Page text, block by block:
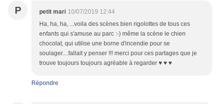
P petit mari 10/07/2019 12:44
Ha, ha, ha, ...voila des scènes bien rigolottes de tous ces
enfants qui s'amuse au parc :-) même la scène le chien
chocolat, qui utilise une borne d'incendie pour se
soulager....fallait y penser !!! merci pour ces partages que je
trouve toujours toujours agréable à regarder ♥ ♥ ♥
Répondre